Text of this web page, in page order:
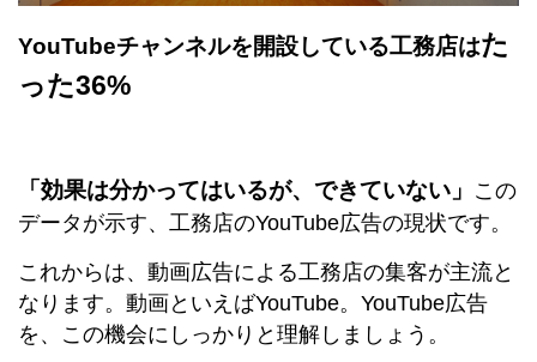
YouTubeチャンネルを開設している工務店はた
った36%
「効果は分かってはいるが、できていない」 この
データが示す、工務店のYouTube広告の現状です。
これからは、動画広告による工務店の集客が主流と
なります。動画といえばYouTube。YouTube広告
を、この機会にしっかりと理解しましょう。